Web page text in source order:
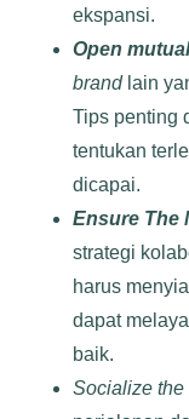
ekspansi.
Open
brand lain
Tips penting
tentukan
dicapai.
Ensure The
strategi
harus
dapat
baik.
Socialize the